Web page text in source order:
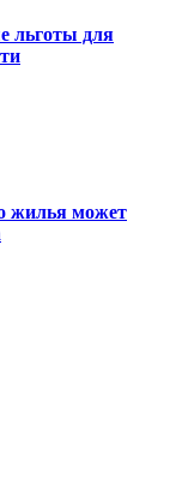
льготы для
жилья может